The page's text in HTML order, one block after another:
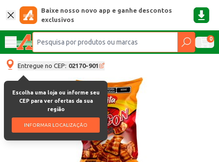
Baixe nosso novo app e ganhe descontos
exclusivos
0
Entregue no CEP: 02170-901
Escolha uma loja ou informe seu
CEP para ver ofertas da sua
região
INFORMAR LOCALIZAÇÃO